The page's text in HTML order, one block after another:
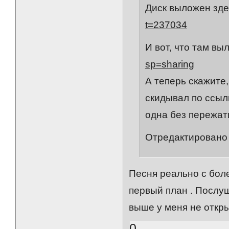
Диск выложен
t=237034
И вот, что там
sp=sharing
А теперь
скидывал по
одна без
Песня реально с
первый план .
выше у меня не